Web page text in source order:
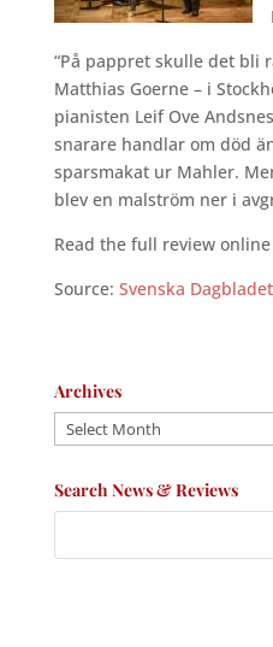
“På pappret skulle det bli
Matthias Goerne – i
pianisten Leif Ove
snarare handlar om död
sparsmakat ur Mahler.
blev en malström ner i
Read the full review
Source: Svenska Dagbladet
Archives
Archives
Search News & Reviews